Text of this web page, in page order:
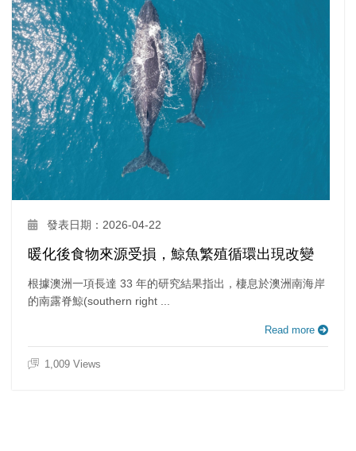
發表日期：2026-04-22
暖化後食物來源受損，鯨魚繁殖循環出現改變
根據澳洲一項長達 33 年的研究結果指出，棲息於澳洲南海岸
的南露脊鯨(southern right ...
Read more
1,009 Views